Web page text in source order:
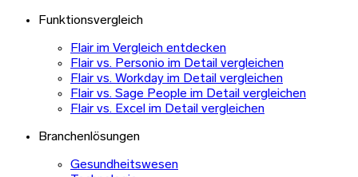
Funktionsvergleich
Flair im Vergleich entdecken
Flair vs. Personio im Detail vergleichen
Flair vs. Workday im Detail vergleichen
Flair vs. Sage People im Detail vergleichen
Flair vs. Excel im Detail vergleichen
Branchenlösungen
Gesundheitswesen